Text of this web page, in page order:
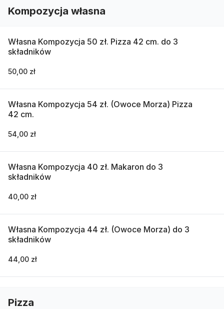
Kompozycja własna
Własna Kompozycja 50 zł. Pizza 42 cm. do 3
składników
50,00 zł
Własna Kompozycja 54 zł. (Owoce Morza) Pizza
42 cm.
54,00 zł
Własna Kompozycja 40 zł. Makaron do 3
składników
40,00 zł
Własna Kompozycja 44 zł. (Owoce Morza) do 3
składników
44,00 zł
Pizza